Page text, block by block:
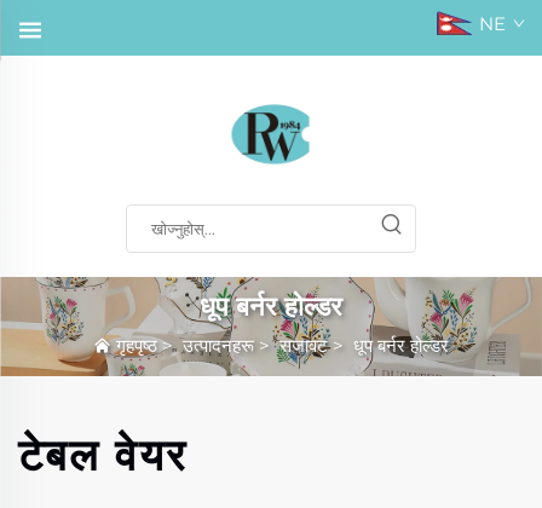
NE
धूप बर्नर होल्डर
गृहपृष्ठ>उत्पादनहरू >सजावट> धूप बर्नर होल्डर
टेबल वेयर